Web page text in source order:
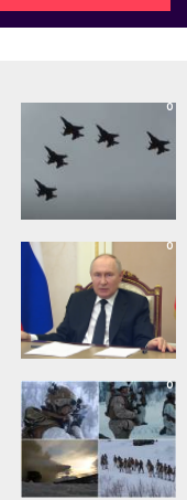
0
0
0